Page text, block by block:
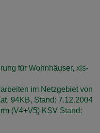
für Wohnhäuser, xls-
im Netzgebiet von
94KB, Stand: 7.12.2004
(V4+V5) KSV Stand: